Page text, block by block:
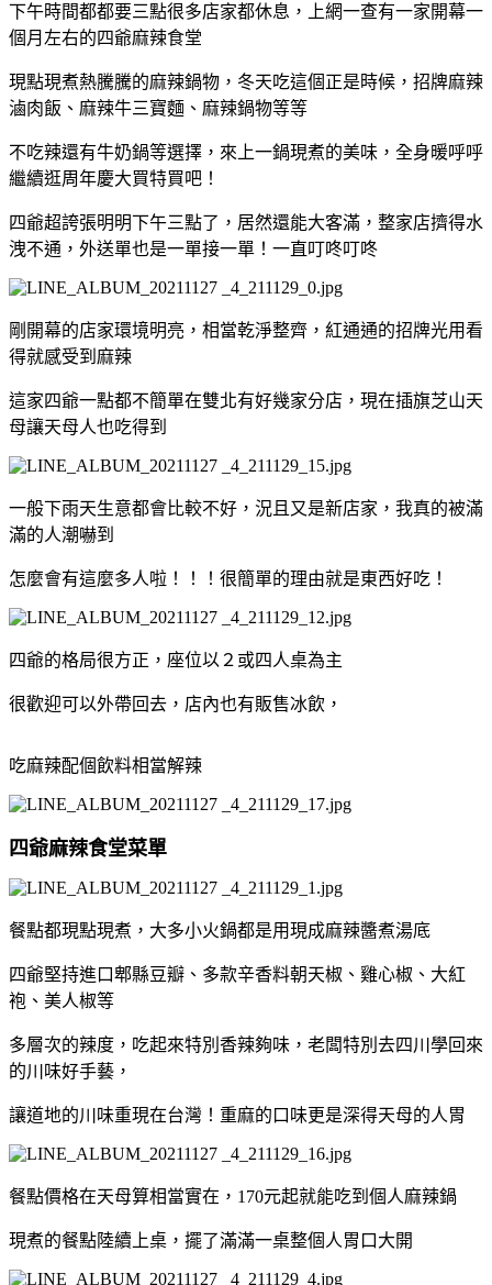
下午時間都都要三點很多店家都休息，上網一查有一家開幕一
個月左右的四爺麻辣食堂
現點現煮熱騰騰的麻辣鍋物，冬天吃這個正是時候，招牌麻辣
滷肉飯、麻辣牛三寶麵、麻辣鍋物等等
不吃辣還有牛奶鍋等選擇，來上一鍋現煮的美味，全身暖呼呼
繼續逛周年慶大買特買吧！
四爺超誇張明明下午三點了，居然還能大客滿，整家店擠得水
洩不通，外送單也是一單接一單！一直叮咚叮咚
剛開幕的店家環境明亮，相當乾淨整齊，紅通通的招牌光用看
得就感受到麻辣
這家四爺一點都不簡單在雙北有好幾家分店，現在插旗芝山天
母讓天母人也吃得到
一般下雨天生意都會比較不好，況且又是新店家，我真的被滿
滿的人潮嚇到
怎麼會有這麼多人啦！！！很簡單的理由就是東西好吃！
四爺的格局很方正，座位以２或四人桌為主
很歡迎可以外帶回去，店內也有販售冰飲，
吃麻辣配個飲料相當解辣
四爺麻辣食堂菜單
餐點都現點現煮，大多小火鍋都是用現成麻辣醬煮湯底
四爺堅持進口郫縣豆瓣、多款辛香料朝天椒、雞心椒、大紅
袍、美人椒等
多層次的辣度，吃起來特別香辣夠味，老闆特別去四川學回來
的川味好手藝，
讓道地的川味重現在台灣！重麻的口味更是深得天母的人胃
餐點價格在天母算相當實在，170元起就能吃到個人麻辣鍋
現煮的餐點陸續上桌，擺了滿滿一桌整個人胃口大開